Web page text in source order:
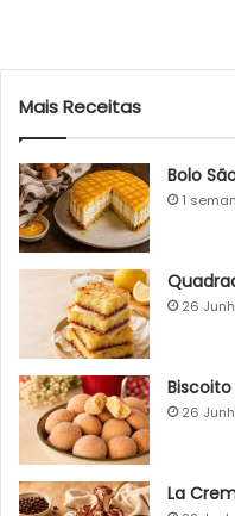
Mais Receitas
Bolo
1
26
26
La